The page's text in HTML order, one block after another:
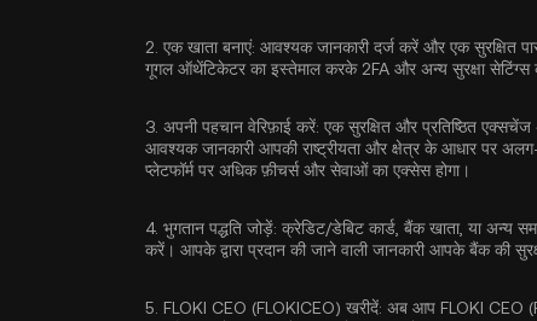
2. एक खाता बनाएं: आवश्यक जानकारी दर्ज करें और एक सुरक्षित
गूगल ऑथेंटिकेटर का इस्तेमाल करके 2FA और अन्य सुरक्षा
3. अपनी पहचान वेरिफ़ाई करें: एक सुरक्षित और प्रतिष्ठित
आवश्यक जानकारी आपकी राष्ट्रीयता और क्षेत्र के आधार पर
प्लेटफॉर्म पर अधिक फ़ीचर्स और सेवाओं का एक्सेस होगा।
4. भुगतान पद्धति जोड़ें: क्रेडिट/डेबिट कार्ड, बैंक खाता, या अन्य
करें। आपके द्वारा प्रदान की जाने वाली जानकारी आपके बैंक की
5. FLOKI CEO (FLOKICEO) खरीदें: अब आप FLOKI CEO